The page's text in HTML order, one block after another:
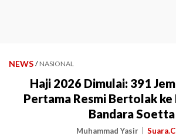
NEWS / NASIONAL
Haji 2026 Dimulai: 391
Pertama Resmi Bertolak ke
Bandara Soetta
Muhammad Yasir